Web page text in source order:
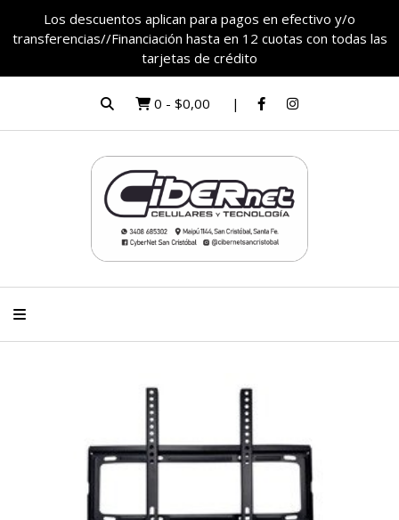
Los descuentos aplican para pagos en efectivo y/o
transferencias//Financiación hasta en 12 cuotas con todas las
tarjetas de crédito
0 - $0,00